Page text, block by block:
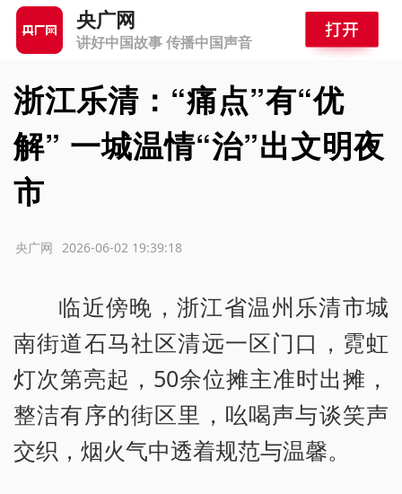
央广网
讲好中国故事 传播中国声音
浙江乐清：“痛点”有“优
解” 一城温情“治”出文明夜
市
2026-06-02 19:39:18
央广网
临近傍晚，浙江省温州乐清市城
南街道石马社区清远一区门口，霓虹
灯次第亮起，50余位摊主准时出摊，
整洁有序的街区里，吆喝声与谈笑声
交织，烟火气中透着规范与温馨。